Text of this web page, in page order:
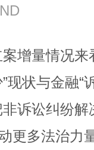
量情况来
现状与金融
诉讼纠纷
更多法治力